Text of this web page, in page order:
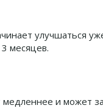
улучшаться
месяцев.
и может